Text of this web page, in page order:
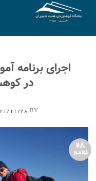
اجرای برنامه
در
11/28 BY
28
نوامبر